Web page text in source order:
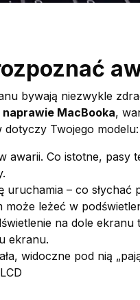
bywają niezwykle
naprawie MacBooka,
Twojego modelu:
awarii. Co istotne, pasy
uruchamia – co
leżeć w
na dole
ekranu.
widoczne pod nią